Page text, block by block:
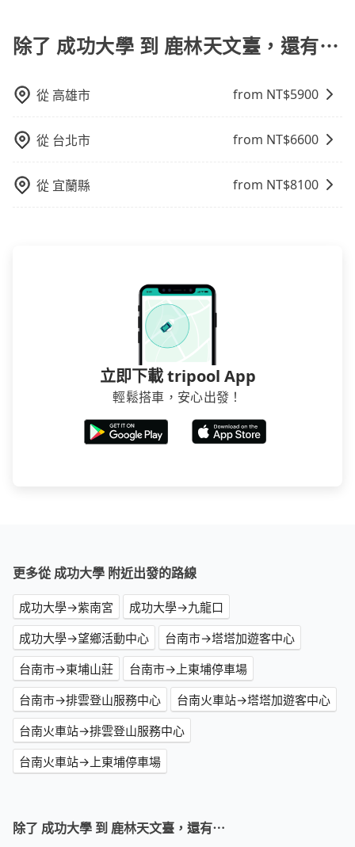
tripool的拼車共乘服務，最多可再節省50%的交通費
用。
距離，在遇到下雨天或者載行李時，就顯得非常不便。
機也絕對不會在車內吸煙，於新冠肺炎期間也絕對全程
配戴口罩。tripool之所以能將價格壓在市價7~8折的主
車率，也就是提高俗稱「回頭車」的比例。這不僅體現
雙十等）能用更少的司機來服務更多的旅客，意味著使
低，如此便反應在服務品質的控管會更佳。但tripool網
站上的價格是動態的，一般來說越早預訂價格越優，且
運：最經濟實惠的交通方式，通常有固定的路線和時間
表。不必擔心自己開車的安全風險。但是客運的班次和
不必擔心停車位的問題。但是，計程車的費用相對較
除了 成功大學 到 鹿林天文臺，還有⋯
從 高雄市 from NT$5900
從 台北市 from NT$6600
從 宜蘭縣 from NT$8100
立即下載 tripool App
輕鬆搭車，安心出發！
更多從 成功大學 附近出發的路線
成功大學→紫南宮
成功大學→九龍口
成功大學→望鄉活動中心
台南市→塔塔加遊客中心
台南市→東埔山莊
台南市→上東埔停車場
台南市→排雲登山服務中心
台南火車站→塔塔加遊客中心
台南火車站→排雲登山服務中心
台南火車站→上東埔停車場
除了 成功大學 到 鹿林天文臺，還有⋯